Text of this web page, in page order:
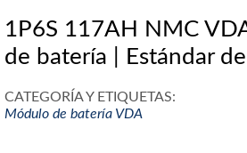
1P6S 117AH NMC
de batería | Estándar
CATEGORÍA Y ETIQUETAS:
Módulo de batería VDA